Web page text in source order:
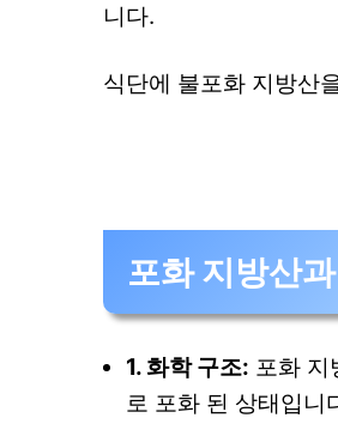
니다.
식단에 불포화 지방산
포화 지방산
1. 화학 구조: 포화 지
로 포화 된 상태입니